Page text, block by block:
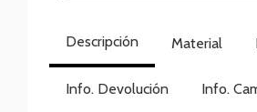
Descripción Material
Info. Devolución Info.